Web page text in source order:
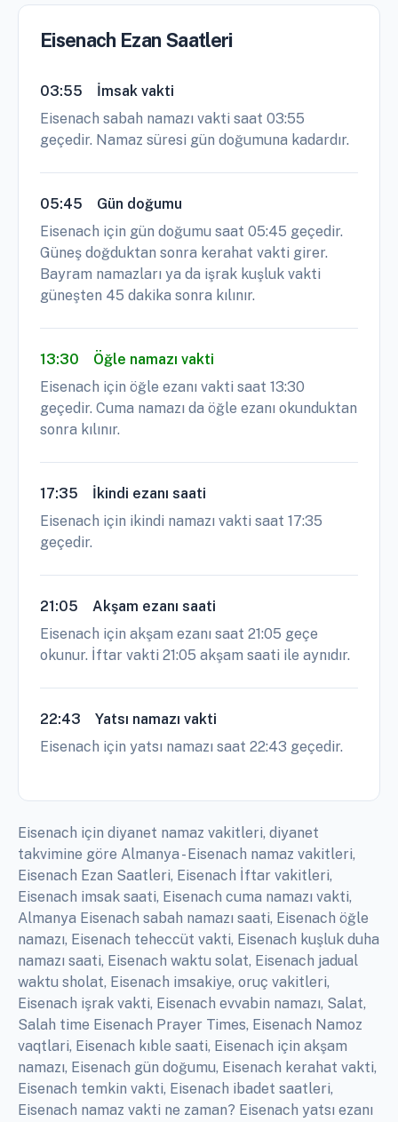
Eisenach Ezan Saatleri
03:55
İmsak vakti
Eisenach sabah namazı vakti saat 03:55
geçedir. Namaz süresi gün doğumuna kadardır.
05:45
Gün doğumu
Eisenach için gün doğumu saat 05:45 geçedir.
Güneş doğduktan sonra kerahat vakti girer.
Bayram namazları ya da işrak kuşluk vakti
güneşten 45 dakika sonra kılınır.
13:30
Öğle namazı vakti
Eisenach için öğle ezanı vakti saat 13:30
geçedir. Cuma namazı da öğle ezanı okunduktan
sonra kılınır.
17:35
İkindi ezanı saati
Eisenach için ikindi namazı vakti saat 17:35
geçedir.
21:05
Akşam ezanı saati
Eisenach için akşam ezanı saat 21:05 geçe
okunur. İftar vakti 21:05 akşam saati ile aynıdır.
22:43
Yatsı namazı vakti
Eisenach için yatsı namazı saat 22:43 geçedir.
Eisenach için diyanet namaz vakitleri, diyanet
takvimine göre Almanya - Eisenach namaz vakitleri,
Eisenach Ezan Saatleri, Eisenach İftar vakitleri,
Eisenach imsak saati, Eisenach cuma namazı vakti,
Almanya Eisenach sabah namazı saati, Eisenach öğle
namazı, Eisenach teheccüt vakti, Eisenach kuşluk duha
namazı saati, Eisenach waktu solat, Eisenach jadual
waktu sholat, Eisenach imsakiye, oruç vakitleri,
Eisenach işrak vakti, Eisenach evvabin namazı, Salat,
Salah time Eisenach Prayer Times, Eisenach Namoz
vaqtlari, Eisenach kıble saati, Eisenach için akşam
namazı, Eisenach gün doğumu, Eisenach kerahat vakti,
Eisenach temkin vakti, Eisenach ibadet saatleri,
Eisenach namaz vakti ne zaman? Eisenach yatsı ezanı